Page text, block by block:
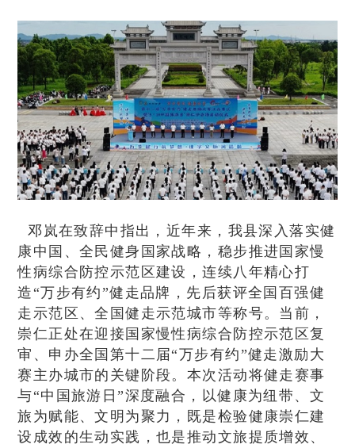
邓岚在致辞中指出，近年来，我县深入落实健
康中国、全民健身国家战略，稳步推进国家慢
性病综合防控示范区建设，连续八年精心打
造“万步有约”健走品牌，先后获评全国百强健
走示范区、全国健走示范城市等称号。当前，
崇仁正处在迎接国家慢性病综合防控示范区复
审、申办全国第十二届“万步有约”健走激励大
赛主办城市的关键阶段。本次活动将健走赛事
与“中国旅游日”深度融合，以健康为纽带、文
旅为赋能、文明为聚力，既是检验健康崇仁建
设成效的生动实践，也是推动文旅提质增效、